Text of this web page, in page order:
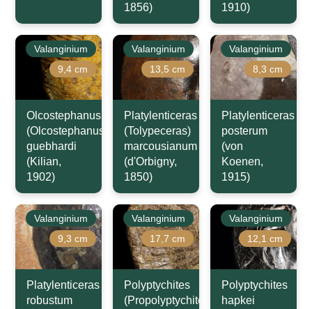
1856)
1910)
Valanginium
9,4 cm
Olcostephanus
(Olcostephanus)
guebhardi
(Kilian,
1902)
Valanginium
13,5 cm
Platylenticeras
(Tolypeceras)
marcousianum
(d'Orbigny,
1850)
Valanginium
8,3 cm
Platylenticeras
posterum
(von
Koenen,
1915)
Valanginium
9,3 cm
Platylenticeras
robustum
Valanginium
17,7 cm
Polyptychites
(Propolyptychites)
Valanginium
12,1 cm
Polyptychites
hapkei